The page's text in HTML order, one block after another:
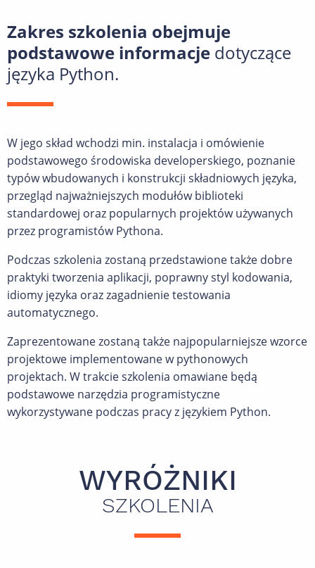
Zakres szkolenia obejmuje
podstawowe informacje dotyczące
języka Python.
W jego skład wchodzi min. instalacja i omówienie
podstawowego środowiska developerskiego, poznanie
typów wbudowanych i konstrukcji składniowych języka,
przegląd najważniejszych modułów biblioteki
standardowej oraz popularnych projektów używanych
przez programistów Pythona.
Podczas szkolenia zostaną przedstawione także dobre
praktyki tworzenia aplikacji, poprawny styl kodowania,
idiomy języka oraz zagadnienie testowania
automatycznego.
Zaprezentowane zostaną także najpopularniejsze wzorce
projektowe implementowane w pythonowych
projektach. W trakcie szkolenia omawiane będą
podstawowe narzędzia programistyczne
wykorzystywane podczas pracy z językiem Python.
WYRÓŻNIKI
SZKOLENIA